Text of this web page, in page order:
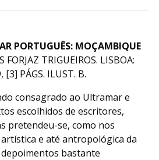
PORTUGUÊS: MOÇAMBIQUE
TRIGUEIROS. LISBOA:
[3] PÁGS. ILUST. B.
consagrado ao Ultramar e
escolhidos de escritores,
pretendeu-se, como nos
e até antropológica da
bastante